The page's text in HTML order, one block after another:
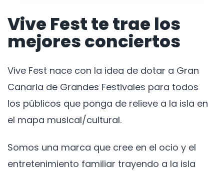
Vive Fest te trae los
mejores conciertos
Vive Fest nace con la idea de dotar a Gran
Canaria de Grandes Festivales para todos
los públicos que ponga de relieve a la isla en
el mapa musical/cultural.
Somos una marca que cree en el ocio y el
entretenimiento familiar trayendo a la isla